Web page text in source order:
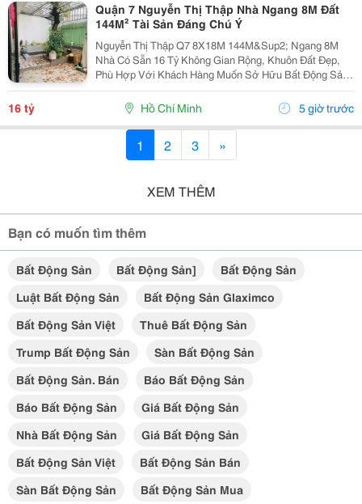
Quận 7 Nguyễn Thị Thập Nhà Ngang 8M Đất
144M² Tài Sản Đáng Chú Ý
Nguyễn Thị Thập Q7 8X18M 144M&Sup2; Ngang 8M
Nhà Có Sẵn 16 Tỷ Không Gian Rộng, Khuôn Đất Đẹp,
Phù Hợp Với Khách Hàng Muốn Sở Hữu Bất Động Sản
Diện Tích Lớn Tại Quận 7. Căn Nhà Nằm Trên Khu Đất 8
X 18M, Tổng Diện Tích 144M&Sup2;, Mặt Ngang 8M.
16 tỷ Hồ Chí Minh 5 giờ trước
1 2 3 »
XEM THÊM
Bạn có muốn tìm thêm
Bất Động Sản Bất Động Sản]
Bất Động Sản
Luật Bất Động Sản
Bất Động Sản Glaximco
Bất Động Sản Việt
Thuê Bất Động Sản
Trump Bất Động Sản
Sàn Bất Động Sản
Bất Động Sản. Bán
Báo Bất Động Sản
Báo Bất Động Sản
Giá Bất Động Sản
Nhà Bất Động Sản
Giá Bất Động Sản
Bất Động Sản Việt
Bất Động Sản Bán
Sàn Bất Động Sản
Bất Động Sản Mua